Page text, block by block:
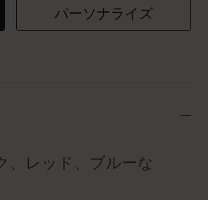
パーソナライズ
、レッド、ブルーな